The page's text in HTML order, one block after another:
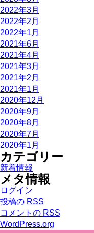
2022年3月
2022年2月
2022年1月
2021年6月
2021年4月
2021年3月
2021年2月
2021年1月
2020年12月
2020年9月
2020年8月
2020年7月
2020年1月
カテゴリー
新着情報
メタ情報
ログイン
投稿の RSS
コメントの RSS
WordPress.org